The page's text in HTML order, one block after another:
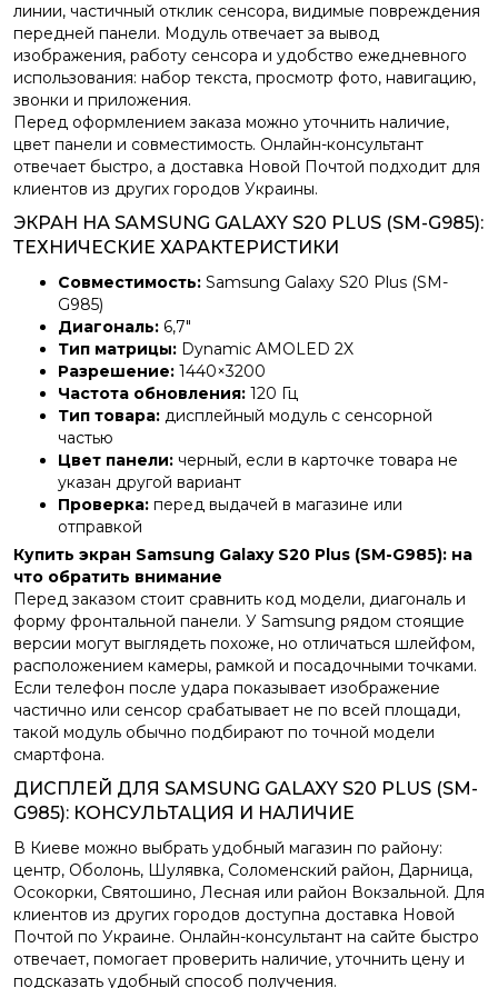
линии, частичный отклик сенсора, видимые повреждения
передней панели. Модуль отвечает за вывод
изображения, работу сенсора и удобство ежедневного
использования: набор текста, просмотр фото, навигацию,
звонки и приложения.
Перед оформлением заказа можно уточнить наличие,
цвет панели и совместимость. Онлайн-консультант
отвечает быстро, а доставка Новой Почтой подходит для
клиентов из других городов Украины.
ЭКРАН НА SAMSUNG GALAXY S20 PLUS (SM-G985):
ТЕХНИЧЕСКИЕ ХАРАКТЕРИСТИКИ
Совместимость: Samsung Galaxy S20 Plus (SM-
G985)
Диагональ: 6,7″
Тип матрицы: Dynamic AMOLED 2X
Разрешение: 1440×3200
Частота обновления: 120 Гц
Тип товара: дисплейный модуль с сенсорной
частью
Цвет панели: черный, если в карточке товара не
указан другой вариант
Проверка: перед выдачей в магазине или
отправкой
Купить экран Samsung Galaxy S20 Plus (SM-G985): на
что обратить внимание
Перед заказом стоит сравнить код модели, диагональ и
форму фронтальной панели. У Samsung рядом стоящие
версии могут выглядеть похоже, но отличаться шлейфом,
расположением камеры, рамкой и посадочными точками.
Если телефон после удара показывает изображение
частично или сенсор срабатывает не по всей площади,
такой модуль обычно подбирают по точной модели
смартфона.
ДИСПЛЕЙ ДЛЯ SAMSUNG GALAXY S20 PLUS (SM-
G985): КОНСУЛЬТАЦИЯ И НАЛИЧИЕ
В Киеве можно выбрать удобный магазин по району:
центр, Оболонь, Шулявка, Соломенский район, Дарница,
Осокорки, Святошино, Лесная или район Вокзальной. Для
клиентов из других городов доступна доставка Новой
Почтой по Украине. Онлайн-консультант на сайте быстро
отвечает, помогает проверить наличие, уточнить цену и
подсказать удобный способ получения.